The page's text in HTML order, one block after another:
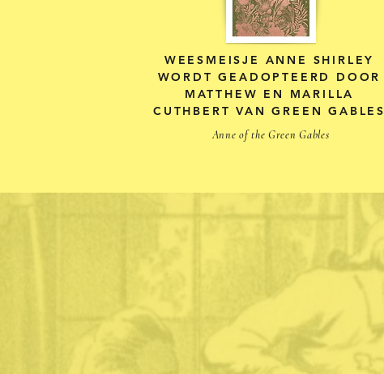
WEESMEISJE ANNE SHIRLEY
WORDT GEADOPTEERD DOOR
MATTHEW EN MARILLA
CUTHBERT VAN GREEN GABLES
Anne of the Green Gables